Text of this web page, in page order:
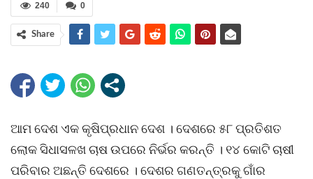
0
240
Share
ଆମ ଦେଶ ଏକ କୃଷିପ୍ରଧାନ ଦେଶ । ଦେଶରେ ୫୮ ପ୍ରତିଶତ
ଲୋକ ସିଧାସଳଖ ଚାଷ ଉପରେ ନିର୍ଭର କରନ୍ତି । ୧୪ କୋଟି ଚାଷୀ
ପରିବାର ଅଛନ୍ତି ଦେଶରେ । ଦେଶର ଗଣତନ୍ତ୍ରକୁ ଗାଁର